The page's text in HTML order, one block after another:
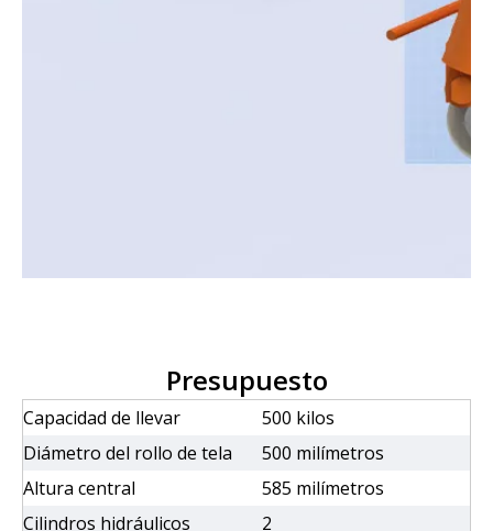
Presupuesto
Capacidad de llevar
500 kilos
Diámetro del rollo de tela
500 milímetros
Altura central
585 milímetros
Cilindros hidráulicos
2